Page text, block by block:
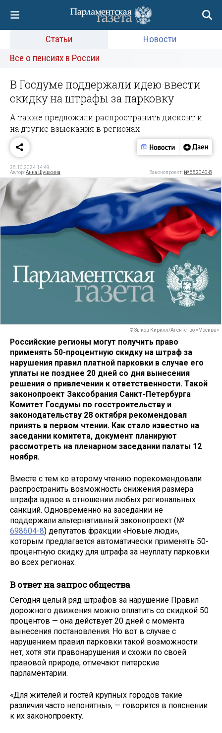
Статьи
Новости
Все о пенсиях в России
В Госдуме поддержали идею ввести
скидку на штрафы за парковку
А также предложили распространить дисконт и
на другие взыскания в регионах
28.10.2024 14:49
Автор:Анна Шушкина Законопроект: № 682040-8
© Зыков Кирилл/Агентство «Москва»
Российские регионы могут получить право
применять 50-процентную скидку на штраф за
нарушения правил платной парковки в случае его
уплаты не позднее 20 дней со дня вынесения
решения о привлечении к ответственности. Такой
законопроект Заксобрания Санкт-Петербурга
Комитет Госдумы по госстроительству и
законодательству 28 октября рекомендовал
принять в первом чтении. Как стало известно на
заседании комитета, документ планируют
рассмотреть на пленарном заседании палаты 12
ноября.
Вместе с тем ко второму чтению порекомендовали
распространить возможность снижения размера
штрафа вдвое в отношении любых региональных
санкций. Одновременно на заседании не
поддержали альтернативный законопроект (№
698604-8) депутатов фракции «Новые люди»,
которым предлагается автоматически применять 50-
процентную скидку для штрафа за неуплату парковки
во всех регионах.
В ответ на запрос общества
Сегодня целый ряд штрафов за нарушение Правил
дорожного движения можно оплатить со скидкой 50
процентов — она действует 20 дней с момента
вынесения постановления. Но вот в случае с
нарушением правил парковки такой возможности
нет, хотя эти правонарушения и схожи по своей
правовой природе, отмечают питерские
парламентарии.
«Для жителей и гостей крупных городов такие
различия часто непонятны», — говорится в пояснении
к их законопроекту.